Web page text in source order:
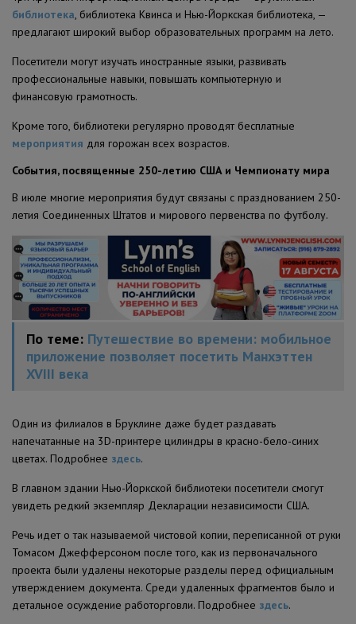
библиотека, библиотека Квинса и Нью-Йоркская библиотека, —
предлагают широкий выбор образовательных программ на лето.
Посетители могут изучать иностранные языки, развивать
профессиональные навыки, повышать компьютерную и
финансовую грамотность.
Кроме того, библиотеки регулярно проводят бесплатные
мероприятия для горожан всех возрастов.
События, посвященные 250-летию США и Чемпионату мира
В июле многие мероприятия будут связаны с празднованием 250-
летия Соединенных Штатов и мирового первенства по футболу.
По теме: Путешествие во времени: мобильное
приложение позволяет посетить Манхэттен
XVIII века
Один из филиалов в Бруклине даже будет раздавать
напечатанные на 3D-принтере цилиндры в красно-бело-синих
цветах. Подробнее здесь.
В главном здании Нью-Йоркской библиотеки посетители смогут
увидеть редкий экземпляр Декларации независимости США.
Речь идет о так называемой чистовой копии, переписанной от руки
Томасом Джефферсоном после того, как из первоначального
проекта были удалены некоторые разделы перед официальным
утверждением документа. Среди удаленных фрагментов было и
детальное осуждение работорговли. Подробнее здесь.